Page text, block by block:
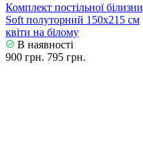
Комплект постільної білизни
Soft полуторний 150х215 см
квіти на білому
В наявності
900 грн. 795 грн.